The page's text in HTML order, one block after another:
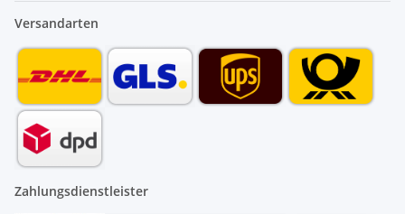
Versandarten
Zahlungsdienstleister